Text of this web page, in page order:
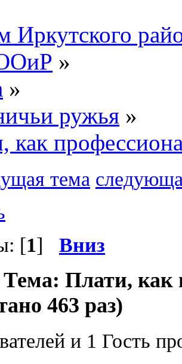
Иркутского
»
»
ружья »
как
тема
[1] Вниз
Тема: Плати, как
463 раз)
и 1 Гость